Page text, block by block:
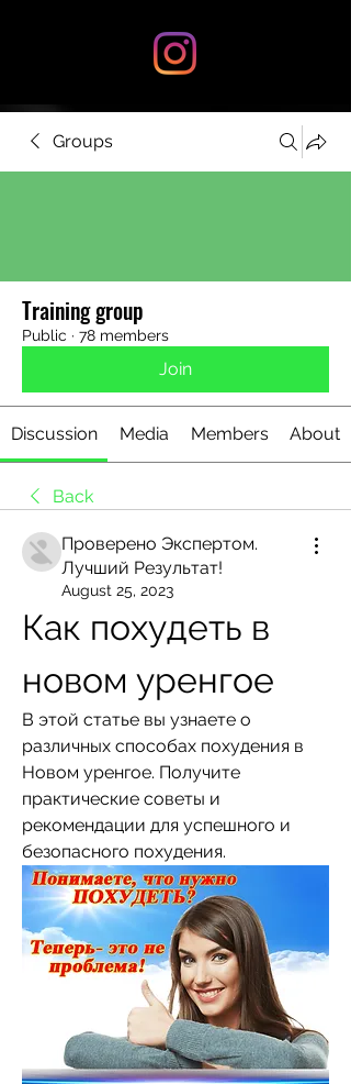
Groups
Training group
Public · 78 members
Join
Discussion Media Members About
Back
Проверено Экспертом.
Лучший Результат!
August 25, 2023
Как похудеть в
новом уренгое
В этой статье вы узнаете о
различных способах похудения в
Новом уренгое. Получите
практические советы и
рекомендации для успешного и
безопасного похудения.